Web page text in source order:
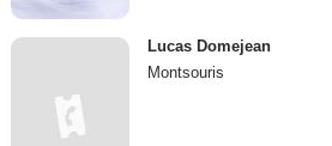
Lucas Domejean
Montsouris